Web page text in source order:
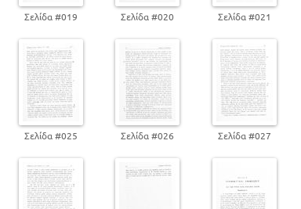
Σελίδα #019 Σελίδα #020 Σελίδα #021
Σελίδα #025 Σελίδα #026 Σελίδα #027